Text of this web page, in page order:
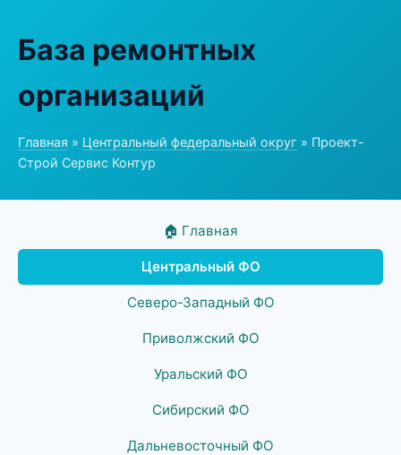
База ремонтных
организаций
Главная » Центральный федеральный округ » Проект-
Строй Сервис Контур
🏠 Главная
Центральный ФО
Северо-Западный ФО
Приволжский ФО
Уральский ФО
Сибирский ФО
Дальневосточный ФО